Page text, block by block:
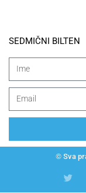
SEDMIČNI BILTEN
© Sva